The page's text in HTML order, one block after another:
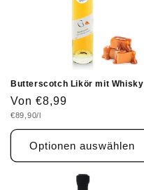
Butterscotch Likör mit Whisky
Normaler
Preis
Von €8,99
Grundpreis
€89,90/l
Optionen auswählen